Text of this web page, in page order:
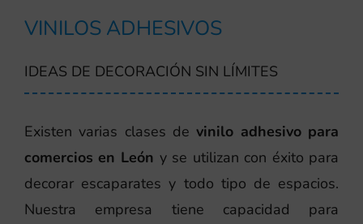
VINILOS ADHESIVOS
IDEAS DE DECORACIÓN SIN LÍMITES
Existen varias clases devinilo adhesivo para
comercios en León y se utilizan con éxito para
decorar escaparates y todo tipo de espacios.
Nuestra empresa tiene capacidad para